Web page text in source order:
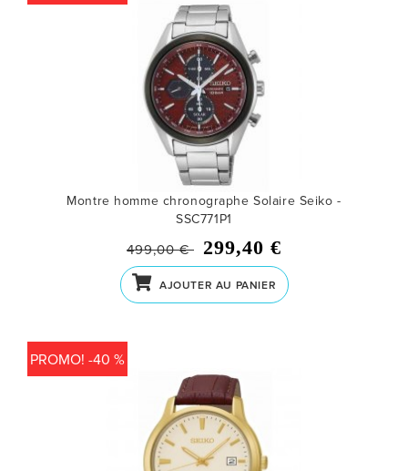
Montre homme chronographe Solaire Seiko -
SSC771P1
499,00 € 299,40 €
AJOUTER AU PANIER
PROMO! -40 %